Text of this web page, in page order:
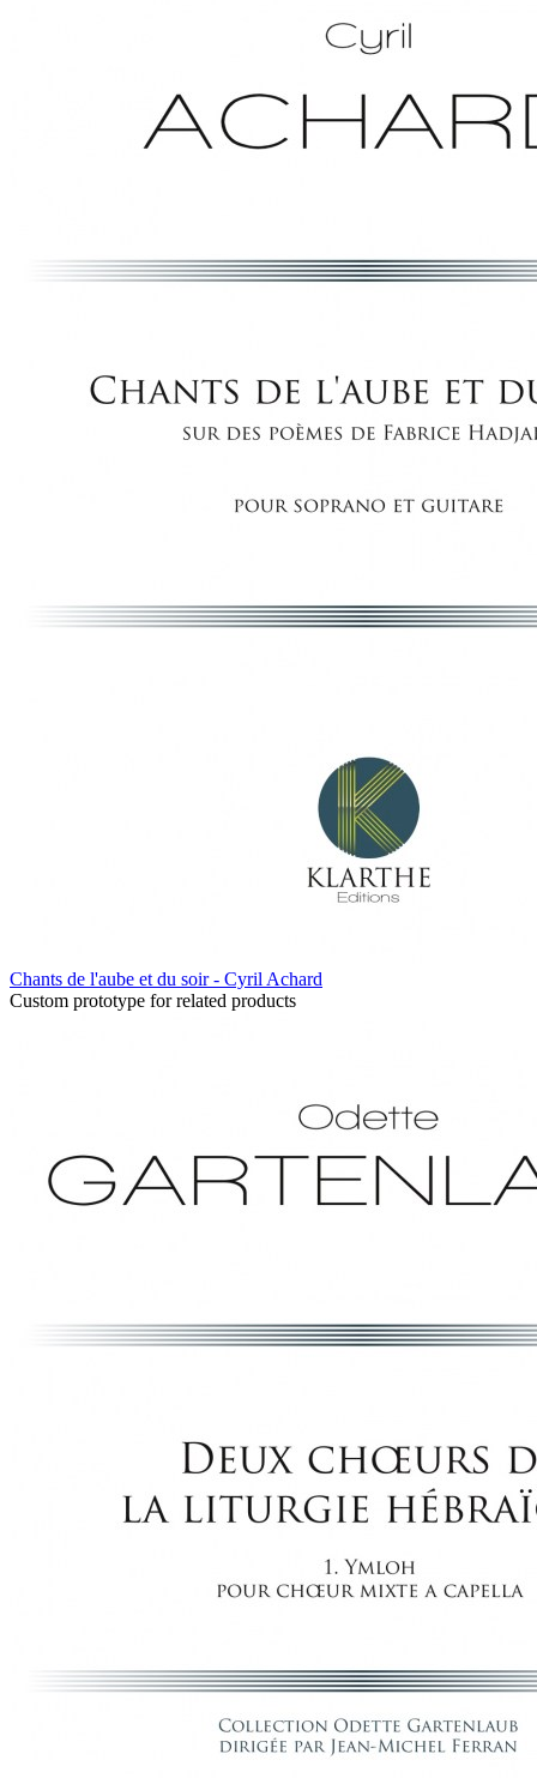
Chants de l'aube et du soir - Cyril Achard
Custom prototype for related products